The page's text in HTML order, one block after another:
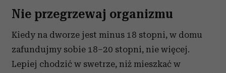
społecznościowym, reklamowym i analitycznym.
otrzymanymi od Ciebie lub uzyskanymi podczas
korzystania z ich usług.
Nie przegrzewaj organizmu
Kiedy na dworze jest minus 18 stopni, w domu
zafundujmy sobie 18–20 stopni, nie więcej.
Lepiej chodzić w swetrze, niż mieszkać w